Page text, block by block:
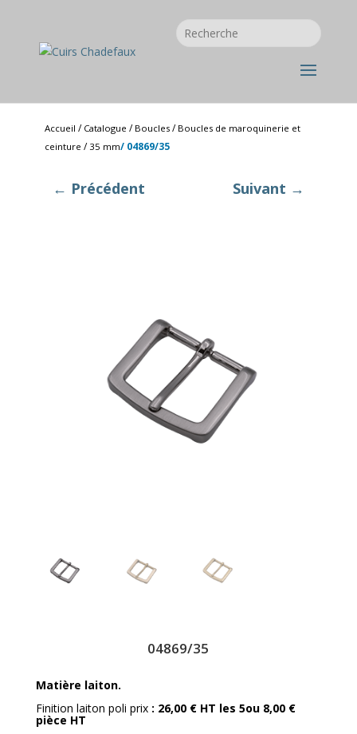
Accueil / Catalogue / Boucles / Boucles de maroquinerie et
ceinture / 35 mm/ 04869/35
← Précédent Suivant →
04869/35
Matière laiton.
Finition laiton poli prix : 26,00 € HT les 5ou 8,00 €
pièce HT